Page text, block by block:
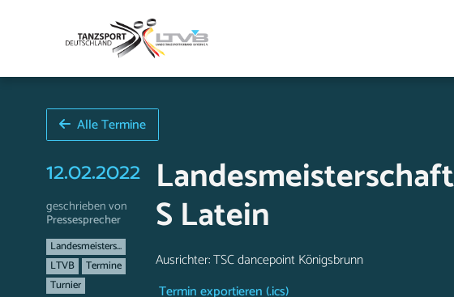
Alle Termine
12.02.2022
geschrieben von
Pressesprecher
Landesmeisters...
LTVB
Termine
Turnier
S Latein
Ausrichter: TSC dancepoint Königsbrunn
Termin exportieren (.ics)